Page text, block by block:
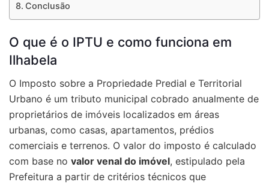
Conclusão
O que é o IPTU e como funciona em
Ilhabela
O Imposto sobre a Propriedade Predial e Territorial
Urbano é um tributo municipal cobrado anualmente de
proprietários de imóveis localizados em áreas
urbanas, como casas, apartamentos, prédios
comerciais e terrenos. O valor do imposto é calculado
com base no valor venal do imóvel, estipulado pela
Prefeitura a partir de critérios técnicos que